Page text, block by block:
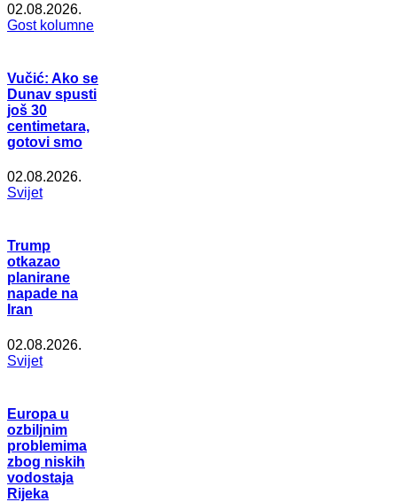
02.08.2026.
Gost kolumne
Vučić: Ako se
Dunav spusti
još 30
centimetara,
gotovi smo
02.08.2026.
Svijet
Trump
otkazao
planirane
napade na
Iran
02.08.2026.
Svijet
Europa u
ozbiljnim
problemima
zbog niskih
vodostaja
Rijeka